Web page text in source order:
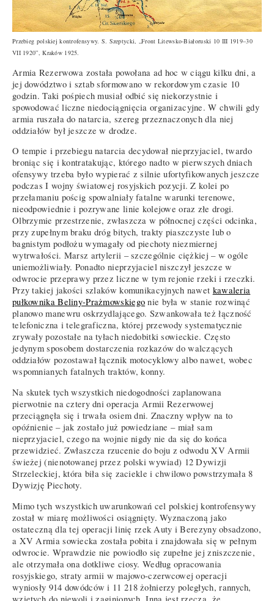
Przebieg polskiej kontrofensywy. S. Szeptycki, „Front Litewsko-Białoruski 10 III 1919–30
VII 1920”, Kraków 1925.
Armia Rezerwowa została powołana ad hoc w ciągu kilku dni, a
jej dowództwo i sztab sformowano w rekordowym czasie 10
godzin. Taki pośpiech musiał odbić się niekorzystnie i
spowodować liczne niedociągnięcia organizacyjne. W chwili gdy
armia ruszała do natarcia, szereg przeznaczonych dla niej
oddziałów był jeszcze w drodze.
O tempie i przebiegu natarcia decydował nieprzyjaciel, twardo
broniąc się i kontratakując, którego nadto w pierwszych dniach
ofensywy trzeba było wypierać z silnie ufortyfikowanych jeszcze
podczas I wojny światowej rosyjskich pozycji. Z kolei po
przełamaniu pościg spowalniały fatalne warunki terenowe,
nieodpowiednie i pozrywane linie kolejowe oraz złe drogi.
Olbrzymie przestrzenie, zwłaszcza w północnej części odcinka,
przy zupełnym braku dróg bitych, trakty piaszczyste lub o
bagnistym podłożu wymagały od piechoty niezmiernej
wytrwałości. Marsz artylerii – szczególnie ciężkiej – w ogóle
uniemożliwiały. Ponadto nieprzyjaciel niszczył jeszcze w
odwrocie przeprawy przez liczne w tym rejonie rzeki i rzeczki.
Przy takiej jakości szlaków komunikacyjnych nawet kawaleria
pułkownika Beliny-Prażmowskiego nie była w stanie rozwinąć
planowo manewru oskrzydlającego. Szwankowała też łączność
telefoniczna i telegraficzna, której przewody systematycznie
zrywały pozostałe na tyłach niedobitki sowieckie. Często
jedynym sposobem dostarczenia rozkazów do walczących
oddziałów pozostawał łącznik motocyklowy albo nawet, wobec
wspomnianych fatalnych traktów, konny.
Na skutek tych wszystkich niedogodności zaplanowana
pierwotnie na cztery dni operacja Armii Rezerwowej
przeciągnęła się i trwała osiem dni. Znaczny wpływ na to
opóźnienie – jak zostało już powiedziane – miał sam
nieprzyjaciel, czego na wojnie nigdy nie da się do końca
przewidzieć. Zwłaszcza rzucenie do boju z odwodu XV Armii
świeżej (nienotowanej przez polski wywiad) 12 Dywizji
Strzeleckiej, która biła się zaciekle i chwilowo powstrzymała 8
Dywizję Piechoty.
Mimo tych wszystkich uwarunkowań cel polskiej kontrofensywy
został w miarę możliwości osiągnięty. Wyznaczoną jako
ostateczną dla tej operacji linię rzek Auty i Berezyny obsadzono,
a XV Armia sowiecka została pobita i znajdowała się w pełnym
odwrocie. Wprawdzie nie powiodło się zupełne jej zniszczenie,
ale otrzymała ona dotkliwe ciosy. Według opracowania
rosyjskiego, straty armii w majowo-czerwcowej operacji
wyniosły 914 dowódców i 11 218 żołnierzy poległych, rannych,
wziętych do niewoli i zaginionych. Inną jest rzeczą, że